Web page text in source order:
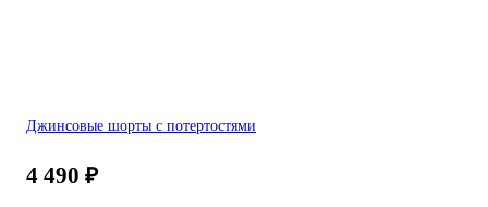
Джинсовые шорты с потертостями
4 490 ₽